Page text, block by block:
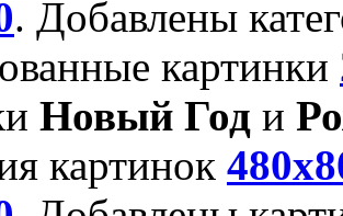
. Добавлены
картинки
Новый Год и
картинок